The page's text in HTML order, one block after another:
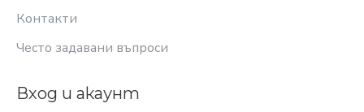
Контакти
Често задавани въпроси
Вход и акаунт